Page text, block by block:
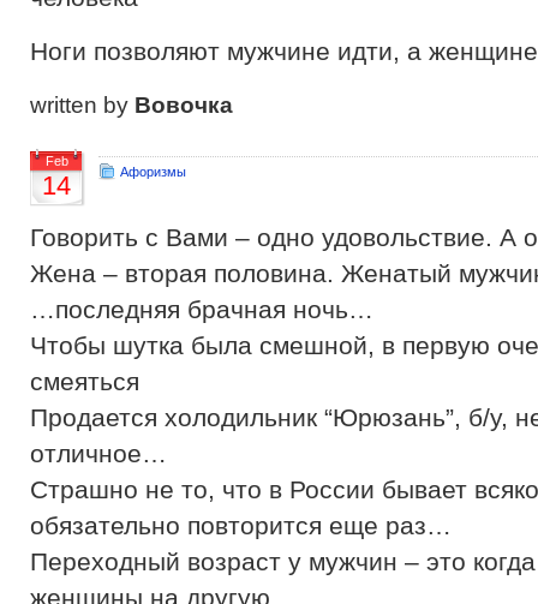
Ноги позволяют мужчине идти, а
written by Вовочка
Feb
14 Афоризмы
Говорить с Вами – одно удовольствие. А
Жена – вторая половина. Женатый
…последняя брачная ночь…
Чтобы шутка была смешной, в первую
смеяться
Продается холодильник “Юрюзань”, б/у,
отличное…
Страшно не то, что в России бывает
обязательно повторится еще раз…
Переходный возраст у мужчин – это
женщины на другую